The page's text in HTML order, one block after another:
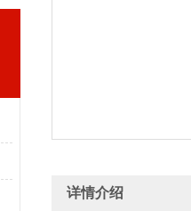
详情介绍